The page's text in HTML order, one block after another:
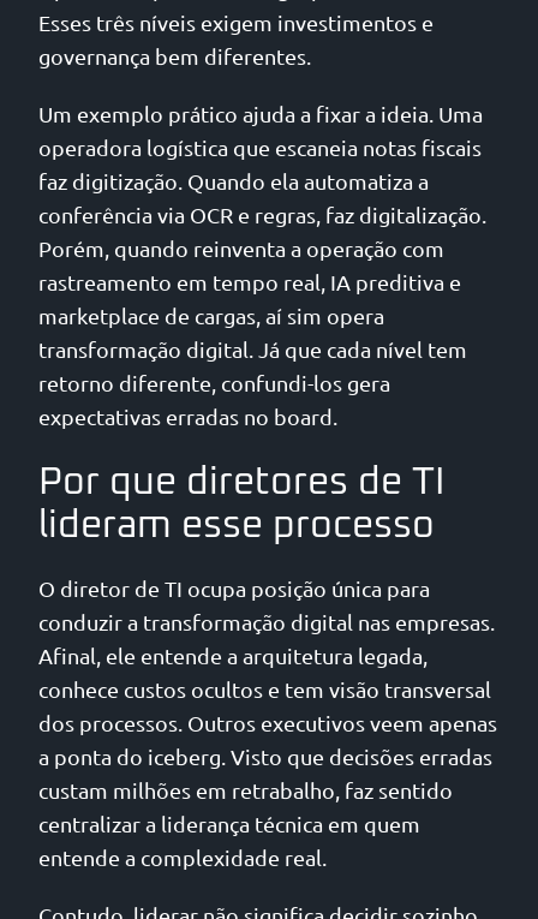
Esses três níveis exigem investimentos e
governança bem diferentes.
Um exemplo prático ajuda a fixar a ideia. Uma
operadora logística que escaneia notas fiscais
faz digitização. Quando ela automatiza a
conferência via OCR e regras, faz digitalização.
Porém, quando reinventa a operação com
rastreamento em tempo real, IA preditiva e
marketplace de cargas, aí sim opera
transformação digital. Já que cada nível tem
retorno diferente, confundi-los gera
expectativas erradas no board.
Por que diretores de TI
lideram esse processo
O diretor de TI ocupa posição única para
conduzir a transformação digital nas empresas.
Afinal, ele entende a arquitetura legada,
conhece custos ocultos e tem visão transversal
dos processos. Outros executivos veem apenas
a ponta do iceberg. Visto que decisões erradas
custam milhões em retrabalho, faz sentido
centralizar a liderança técnica em quem
entende a complexidade real.